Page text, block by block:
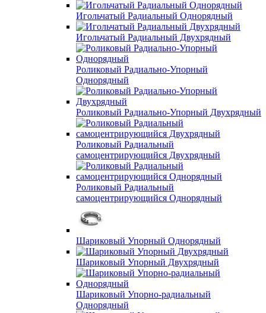
Игольчатый Радиальный Однорядный
Игольчатый Радиальный Двухрядный
Роликовый Радиально-Упорный
Однорядный
Роликовый Радиально-Упорный Двухрядный
Роликовый Радиальный
самоцентрирующийся Двухрядный
Роликовый Радиальный
самоцентрирующийся Однорядный
Шариковый Упорный Однорядный
Шариковый Упорный Двухрядный
Шариковый Упорно-радиальный
Однорядный